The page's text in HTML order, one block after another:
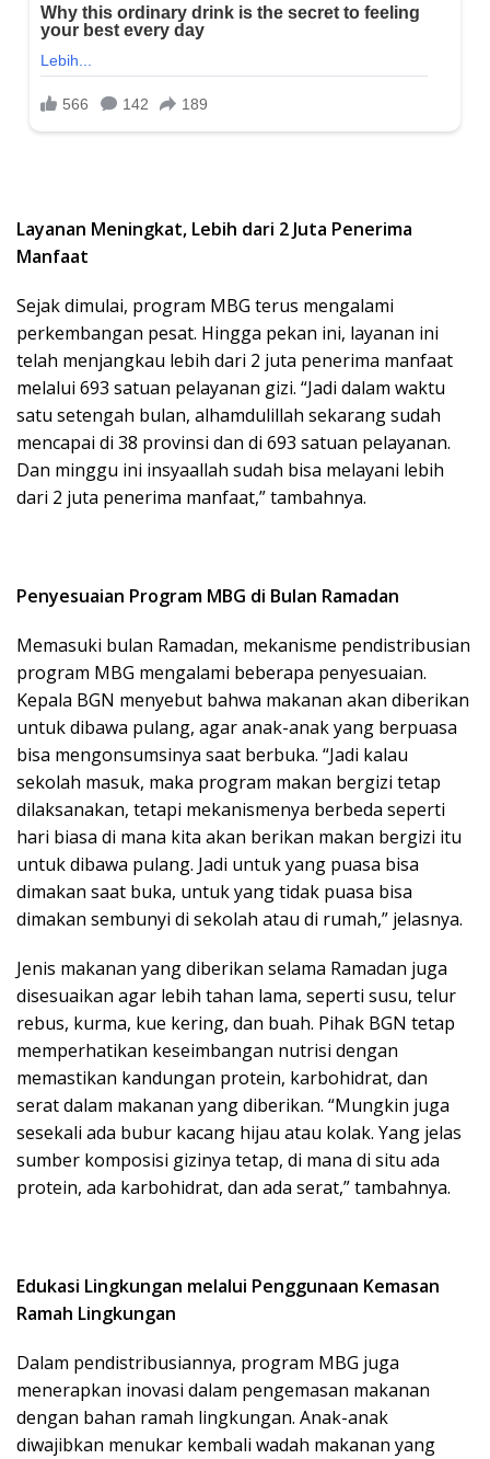
Layanan Meningkat, Lebih dari 2 Juta Penerima
Manfaat
Sejak dimulai, program MBG terus mengalami
perkembangan pesat. Hingga pekan ini, layanan ini
telah menjangkau lebih dari 2 juta penerima manfaat
melalui 693 satuan pelayanan gizi. “Jadi dalam waktu
satu setengah bulan, alhamdulillah sekarang sudah
mencapai di 38 provinsi dan di 693 satuan pelayanan.
Dan minggu ini insyaallah sudah bisa melayani lebih
dari 2 juta penerima manfaat,” tambahnya.
Penyesuaian Program MBG di Bulan Ramadan
Memasuki bulan Ramadan, mekanisme pendistribusian
program MBG mengalami beberapa penyesuaian.
Kepala BGN menyebut bahwa makanan akan diberikan
untuk dibawa pulang, agar anak-anak yang berpuasa
bisa mengonsumsinya saat berbuka. “Jadi kalau
sekolah masuk, maka program makan bergizi tetap
dilaksanakan, tetapi mekanismenya berbeda seperti
hari biasa di mana kita akan berikan makan bergizi itu
untuk dibawa pulang. Jadi untuk yang puasa bisa
dimakan saat buka, untuk yang tidak puasa bisa
dimakan sembunyi di sekolah atau di rumah,” jelasnya.
Jenis makanan yang diberikan selama Ramadan juga
disesuaikan agar lebih tahan lama, seperti susu, telur
rebus, kurma, kue kering, dan buah. Pihak BGN tetap
memperhatikan keseimbangan nutrisi dengan
memastikan kandungan protein, karbohidrat, dan
serat dalam makanan yang diberikan. “Mungkin juga
sesekali ada bubur kacang hijau atau kolak. Yang jelas
sumber komposisi gizinya tetap, di mana di situ ada
protein, ada karbohidrat, dan ada serat,” tambahnya.
Edukasi Lingkungan melalui Penggunaan Kemasan
Ramah Lingkungan
Dalam pendistribusiannya, program MBG juga
menerapkan inovasi dalam pengemasan makanan
dengan bahan ramah lingkungan. Anak-anak
diwajibkan menukar kembali wadah makanan yang